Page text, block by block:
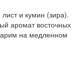
и кумин (зира).
аромат восточных
на медленном